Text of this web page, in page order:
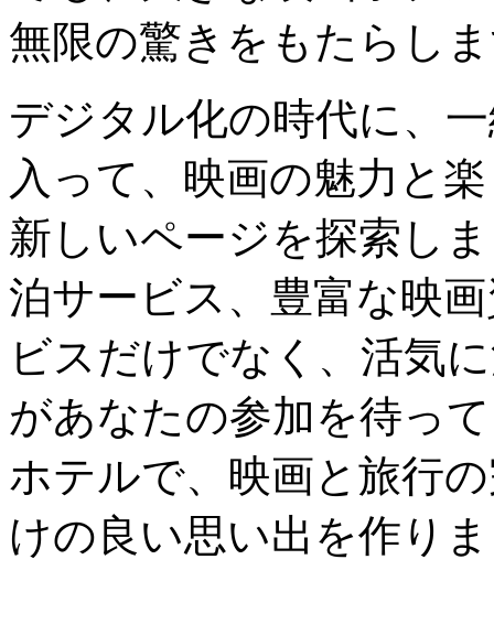
無限の驚きをもたらし
デジタル化の時代に、
入って、映画の魅力と
新しいページを探索し
泊サービス、豊富な映
ビスだけでなく、活気
があなたの参加を待っ
ホテルで、映画と旅行
けの良い思い出を作り